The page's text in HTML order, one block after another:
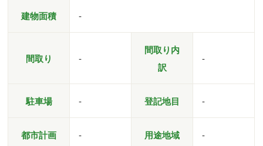
建物面積 -
間取り -
間取り内
訳
-
駐車場 - 登記地目 -
都市計画 - 用途地域 -